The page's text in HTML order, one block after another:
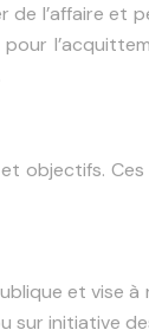
de l’affaire et
objectifs.
et vise à
sur initiative